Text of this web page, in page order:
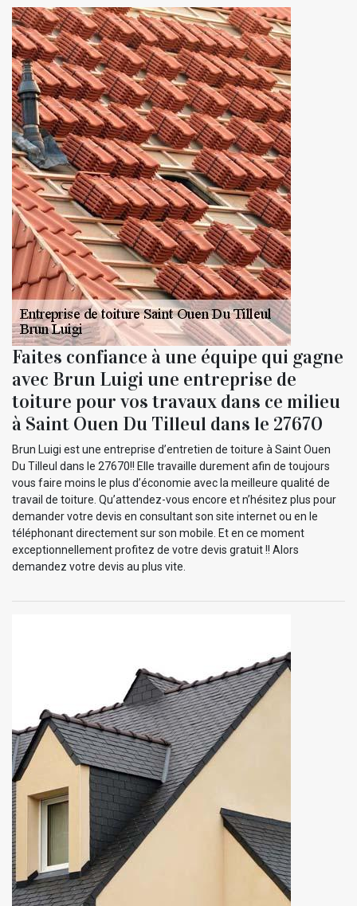
Faites confiance à une équipe qui gagne
avec Brun Luigi une entreprise de
toiture pour vos travaux dans ce milieu
à Saint Ouen Du Tilleul dans le 27670
Brun Luigi est une entreprise d’entretien de toiture à Saint Ouen
Du Tilleul dans le 27670!! Elle travaille durement afin de toujours
vous faire moins le plus d’économie avec la meilleure qualité de
travail de toiture. Qu’attendez-vous encore et n’hésitez plus pour
demander votre devis en consultant son site internet ou en le
téléphonant directement sur son mobile. Et en ce moment
exceptionnellement profitez de votre devis gratuit !! Alors
demandez votre devis au plus vite.